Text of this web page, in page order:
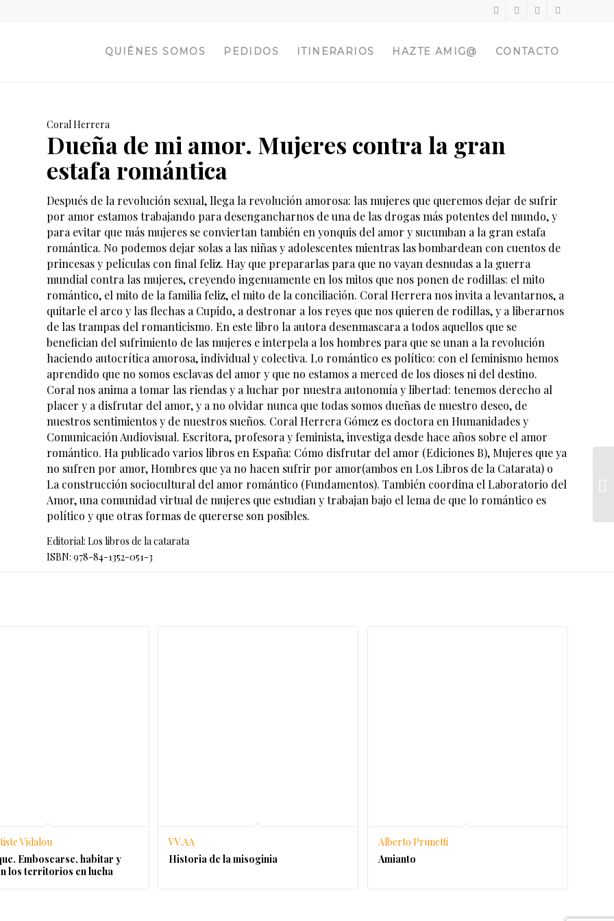
QUIÉNES SOMOS PEDIDOS ITINERARIOS HAZTE AMIG@ CONTACTO
Coral Herrera
Dueña de mi amor. Mujeres contra la gran
estafa romántica
Después de la revolución sexual, llega la revolución amorosa: las mujeres que queremos dejar de sufrir
por amor estamos trabajando para desengancharnos de una de las drogas más potentes del mundo, y
para evitar que más mujeres se conviertan también en yonquis del amor y sucumban a la gran estafa
romántica. No podemos dejar solas a las niñas y adolescentes mientras las bombardean con cuentos de
princesas y películas con final feliz. Hay que prepararlas para que no vayan desnudas a la guerra
mundial contra las mujeres, creyendo ingenuamente en los mitos que nos ponen de rodillas: el mito
romántico, el mito de la familia feliz, el mito de la conciliación. Coral Herrera nos invita a levantarnos, a
quitarle el arco y las flechas a Cupido, a destronar a los reyes que nos quieren de rodillas, y a liberarnos
de las trampas del romanticismo. En este libro la autora desenmascara a todos aquellos que se
benefician del sufrimiento de las mujeres e interpela a los hombres para que se unan a la revolución
haciendo autocrítica amorosa, individual y colectiva. Lo romántico es político: con el feminismo hemos
aprendido que no somos esclavas del amor y que no estamos a merced de los dioses ni del destino.
Coral nos anima a tomar las riendas y a luchar por nuestra autonomía y libertad: tenemos derecho al
placer y a disfrutar del amor, y a no olvidar nunca que todas somos dueñas de nuestro deseo, de
nuestros sentimientos y de nuestros sueños. Coral Herrera Gómez es doctora en Humanidades y
Comunicación Audiovisual. Escritora, profesora y feminista, investiga desde hace años sobre el amor
romántico. Ha publicado varios libros en España: Cómo disfrutar del amor (Ediciones B), Mujeres que ya
no sufren por amor, Hombres que ya no hacen sufrir por amor(ambos en Los Libros de la Catarata) o
La construcción sociocultural del amor romántico (Fundamentos). También coordina el Laboratorio del
Amor, una comunidad virtual de mujeres que estudian y trabajan bajo el lema de que lo romántico es
político y que otras formas de quererse son posibles.
Editorial: Los libros de la catarata
ISBN: 978-84-1352-051-3
Vidalou
Emboscarse, habitar y
los territorios en lucha
VV.AA
Historia de la misoginia
Alberto Prunetti
Amianto